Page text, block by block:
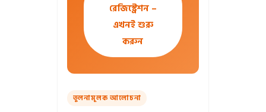
রেজিস্ট্রেশন –
এখনই শুরু
করুন
তুলনামূলক আলোচনা